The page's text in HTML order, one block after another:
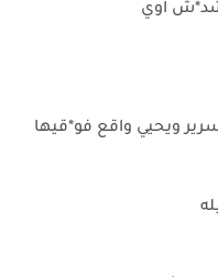
اوي
ويحيي واقع فو*قيها